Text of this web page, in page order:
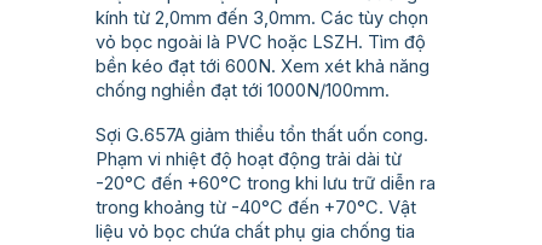
kính từ 2,0mm đến 3,0mm. Các tùy chọn
vỏ bọc ngoài là PVC hoặc LSZH. Tìm độ
bền kéo đạt tới 600N. Xem xét khả năng
chống nghiền đạt tới 1000N/100mm.
Sợi G.657A giảm thiểu tổn thất uốn cong.
Phạm vi nhiệt độ hoạt động trải dài từ
-20°C đến +60°C trong khi lưu trữ diễn ra
trong khoảng từ -40°C đến +70°C. Vật
liệu vỏ bọc chứa chất phụ gia chống tia